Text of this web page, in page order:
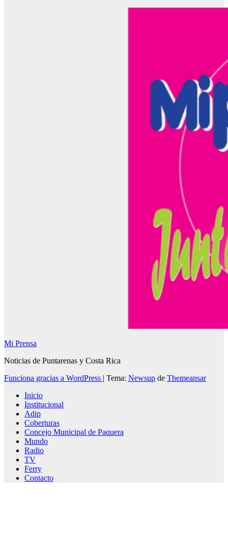
Mi Prensa
Noticias de Puntarenas y Costa Rica
Funciona gracias a WordPress | Tema: Newsup de Themeansar
Inicio
Institucional
Adip
Coberturas
Concejo Municipal de Paquera
Mundo
Radio
TV
Ferry
Contacto